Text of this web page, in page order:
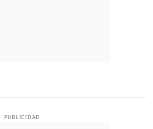
PUBLICIDAD